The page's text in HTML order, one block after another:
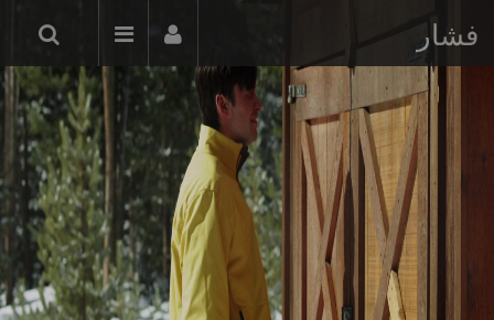
فشار